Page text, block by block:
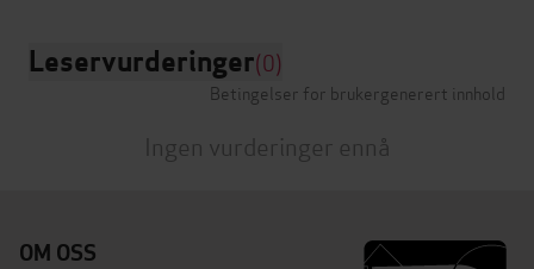
Leservurderinger(0)
Betingelser for brukergenerert innhold
Ingen vurderinger ennå
OM OSS